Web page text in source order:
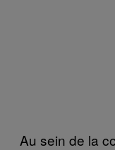
Au sein de la